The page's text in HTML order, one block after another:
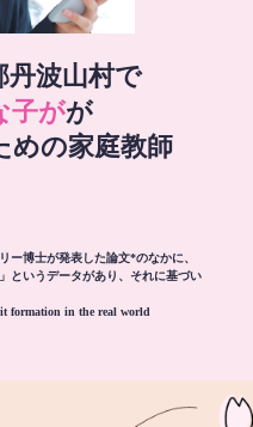
丹波山村で
子がが
めの家庭教師
ー博士が発表した論文*のなかに、
というデータがあり、それに基づい
formation in the real world